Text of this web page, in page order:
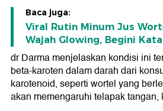
Baca juga:
Viral Rutin Minum Jus
Wajah Glowing, Begini
dr Darma menjelaskan kondisi ini
beta-karoten dalam darah dari
karotenoid, seperti wortel yang
akan memengaruhi telapak tangan,